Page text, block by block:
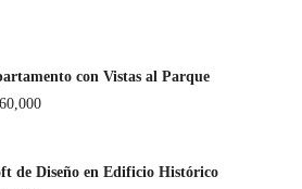
con Vistas al Parque
de Diseño en Edificio Histórico